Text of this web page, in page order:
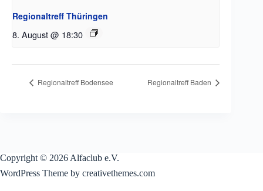
Regionaltreff Thüringen
8. August @ 18:30
Regionaltreff Bodensee Regionaltreff Baden
Copyright © 2026 Alfaclub e.V.
WordPress Theme by creativethemes.com